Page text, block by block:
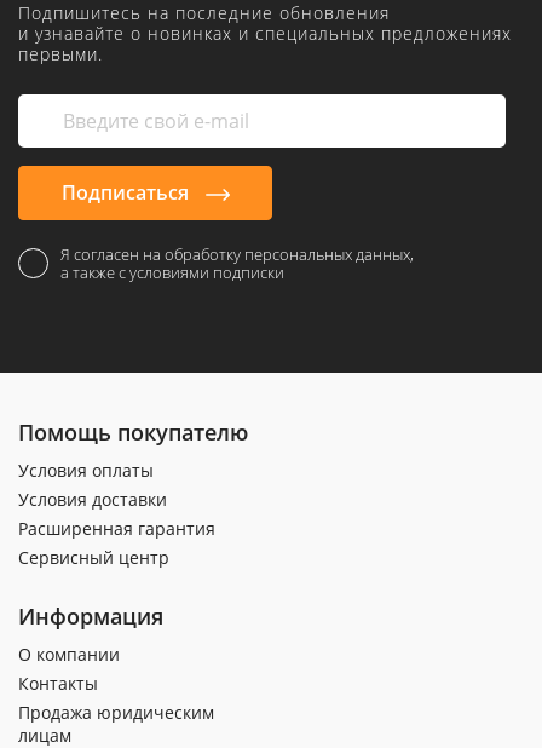
Подпишитесь на последние обновления
и узнавайте о новинках и специальных предложениях
первыми.
Подписаться
Я согласен на обработку персональных данных,
а также с условиями подписки
Помощь покупателю
Условия оплаты
Условия доставки
Расширенная гарантия
Сервисный центр
Информация
О компании
Контакты
Продажа юридическим
лицам